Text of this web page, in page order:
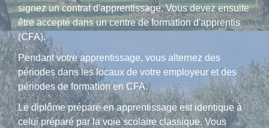
signez un contrat d'apprentissage. Vous devez ensuite
être accepté dans un centre de formation d'apprentis
(CFA).
Pendant votre apprentissage, vous alternez des
périodes dans les locaux de votre employeur et des
périodes de formation en CFA.
Le diplôme préparé en apprentissage est identique à
celui préparé par la voie scolaire classique. Vous